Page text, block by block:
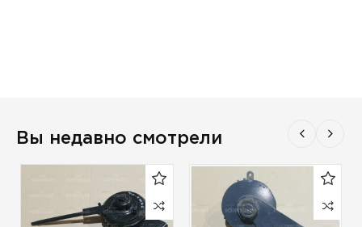
Вы недавно смотрели